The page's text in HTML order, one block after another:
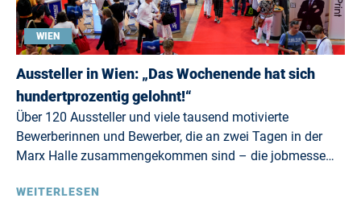
WIEN
Aussteller in Wien: „Das Wochenende hat sich
hundertprozentig gelohnt!“
Über 120 Aussteller und viele tausend motivierte
Bewerberinnen und Bewerber, die an zwei Tagen in der
Marx Halle zusammengekommen sind – die jobmesse…
WEITERLESEN